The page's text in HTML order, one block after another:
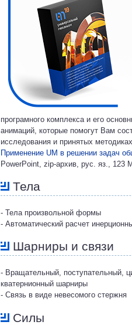
програмного комплекса и его
анимаций, которые помогут Вам
исследования и принятых
Применение UM в решении задач
PowerPoint, zip-архив, рус. яз., 123
Тела
- Тела произвольной формы
- Автоматический расчет
Шарниры и связи
- Вращательный, поступательный,
кватернионный шарниры
- Связь в виде невесомого стержня
Силы